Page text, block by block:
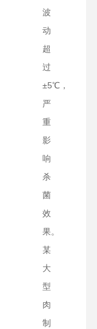
波
动
超
过
±5℃，
严
重
影
响
杀
菌
效
果。
某
大
型
肉
制